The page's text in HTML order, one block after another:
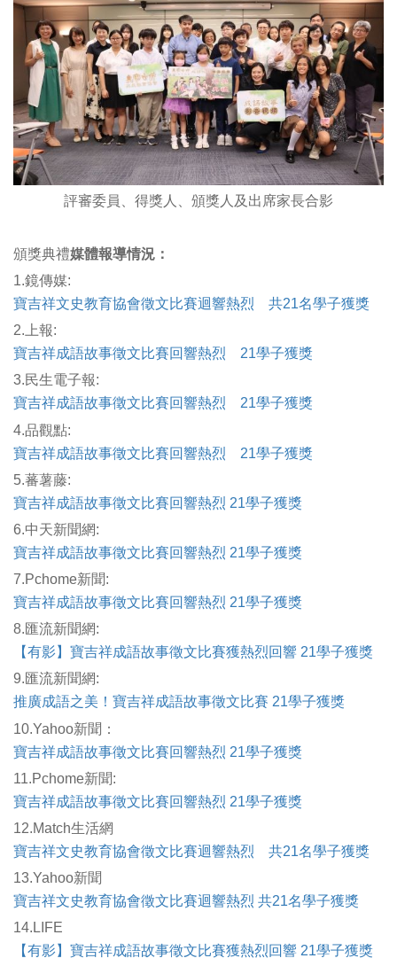
評審委員、得獎人、頒獎人及出席家長合影
頒獎典禮媒體報導情況：
1.鏡傳媒:
寶吉祥文史教育協會徵文比賽迴響熱烈 共21名學子獲獎
2.上報:
寶吉祥成語故事徵文比賽回響熱烈 21學子獲獎
3.民生電子報:
寶吉祥成語故事徵文比賽回響熱烈 21學子獲獎
4.品觀點:
寶吉祥成語故事徵文比賽回響熱烈 21學子獲獎
5.蕃薯藤:
寶吉祥成語故事徵文比賽回響熱烈 21學子獲獎
6.中天新聞網:
寶吉祥成語故事徵文比賽回響熱烈 21學子獲獎
7.Pchome新聞:
寶吉祥成語故事徵文比賽回響熱烈 21學子獲獎
8.匯流新聞網:
【有影】寶吉祥成語故事徵文比賽獲熱烈回響 21學子獲獎
9.匯流新聞網:
推廣成語之美！寶吉祥成語故事徵文比賽 21學子獲獎
10.Yahoo新聞：
寶吉祥成語故事徵文比賽回響熱烈 21學子獲獎
11.Pchome新聞:
寶吉祥成語故事徵文比賽回響熱烈 21學子獲獎
12.Match生活網
寶吉祥文史教育協會徵文比賽迴響熱烈 共21名學子獲獎
13.Yahoo新聞
寶吉祥文史教育協會徵文比賽迴響熱烈 共21名學子獲獎
14.LIFE
【有影】寶吉祥成語故事徵文比賽獲熱烈回響 21學子獲獎